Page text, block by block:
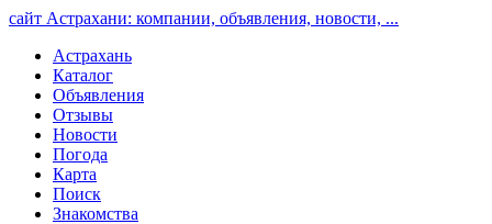
сайт Астрахани: компании, объявления, новости, ...
Астрахань
Каталог
Объявления
Отзывы
Новости
Погода
Карта
Поиск
Знакомства